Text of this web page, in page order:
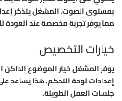
بمستوى الصوت. المشغل يتذكر
مما يوفر تجربة مخصصة عند العودة
خيارات التخصيص
يوفر المشغل خيار الموضوع
إعدادات لوحة التحكم. هذا يساعد
جلسات العمل الطويلة.